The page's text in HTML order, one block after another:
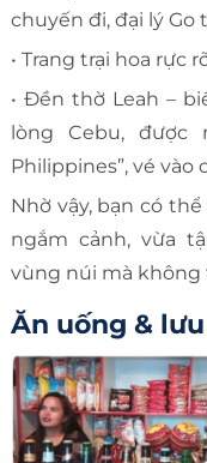
chuyến đi, đại lý Go
• Trang trại hoa rực
• Đền thờ Leah –
lòng Cebu, được
Philippines”, vé vào
Nhờ vậy, bạn có
ngắm cảnh, vừa
vùng núi mà không
Ăn uống &